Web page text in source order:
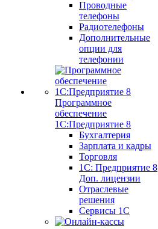
Проводные
телефоны
Радиотелефоны
Дополнительные
опции для
телефонии
Программное
обеспечение
1С:Предприятие 8
Бухгалтерия
Зарплата и кадры
Торговля
1C: Предприятие 8
Доп. лицензии
Отраслевые
решения
Сервисы 1С